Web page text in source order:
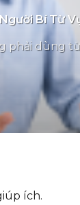
Bí Từ
phải dùng
ích.